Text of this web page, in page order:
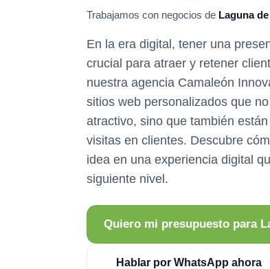
Trabajamos con negocios de Laguna
En la era digital, tener una
crucial para atraer y retener
nuestra agencia Camaleón
sitios web personalizados que
atractivo, sino que también
visitas en clientes. Descubre
idea en una experiencia digital
siguiente nivel.
Quiero mi presupuesto para
Hablar por WhatsApp ahora